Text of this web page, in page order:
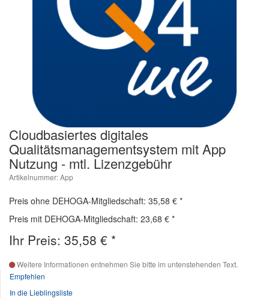
Cloudbasiertes digitales
Qualitätsmanagementsystem mit App
Nutzung - mtl. Lizenzgebühr
Artikelnummer: App
Preis ohne DEHOGA-Mitgliedschaft: 35,58 € *
Preis mit DEHOGA-Mitgliedschaft: 23,68 € *
Ihr Preis: 35,58 € *
Weitere Informationen entnehmen Sie bitte im untenstehenden Text.
Empfehlen
In die Lieblingsliste